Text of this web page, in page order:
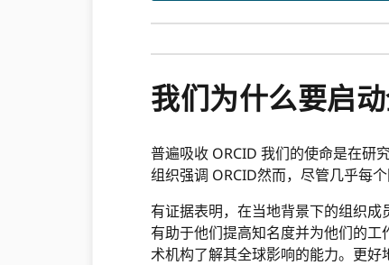
我们为什么要启
普遍吸收 ORCID 我们的使命是在研
组织强调 ORCID然而，尽管几乎每
有证据表明，在当地背景下的组织
有助于他们提高知名度并为他们的
术机构了解其全球影响的能力。更好